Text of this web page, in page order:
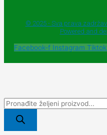
© 2025 - Sva prava
Powered and
Facebook-f Instagram Tiktok